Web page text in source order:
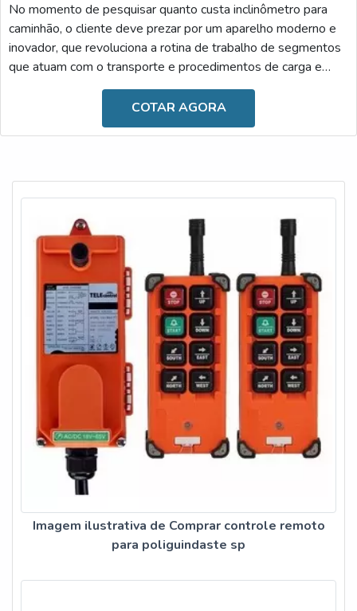
No momento de pesquisar quanto custa inclinômetro para
caminhão, o cliente deve prezar por um aparelho moderno e
inovador, que revoluciona a rotina de trabalho de segmentos
que atuam com o transporte e procedimentos de carga e
descarga. Desenvolvido com materiais de alta qualidade, ele
é resistente e versátil, podendo ser facilmente
manuseado.Diante dessas informações, é possível observar
COTAR AGORA
Imagem ilustrativa de Comprar controle remoto
para poliguindaste sp